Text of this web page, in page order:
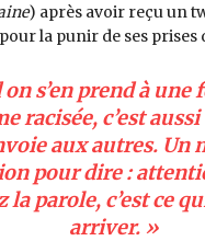
) après avoir reçu un
la punir de ses prises
s’en prend à une
racisée, c’est
aux autres. Un
pour dire :
la parole, c’est ce
arriver. »